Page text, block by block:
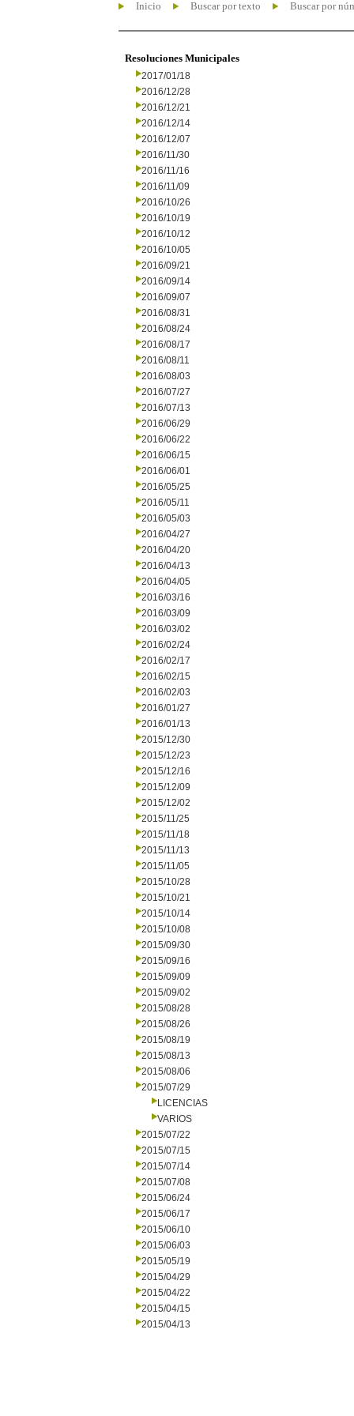
Inicio Buscar por texto Buscar por
Resoluciones Municipales
2017/01/18
2016/12/28
2016/12/21
2016/12/14
2016/12/07
2016/11/30
2016/11/16
2016/11/09
2016/10/26
2016/10/19
2016/10/12
2016/10/05
2016/09/21
2016/09/14
2016/09/07
2016/08/31
2016/08/24
2016/08/17
2016/08/11
2016/08/03
2016/07/27
2016/07/13
2016/06/29
2016/06/22
2016/06/15
2016/06/01
2016/05/25
2016/05/11
2016/05/03
2016/04/27
2016/04/20
2016/04/13
2016/04/05
2016/03/16
2016/03/09
2016/03/02
2016/02/24
2016/02/17
2016/02/15
2016/02/03
2016/01/27
2016/01/13
2015/12/30
2015/12/23
2015/12/16
2015/12/09
2015/12/02
2015/11/25
2015/11/18
2015/11/13
2015/11/05
2015/10/28
2015/10/21
2015/10/14
2015/10/08
2015/09/30
2015/09/16
2015/09/09
2015/09/02
2015/08/28
2015/08/26
2015/08/19
2015/08/13
2015/08/06
2015/07/29
LICENCIAS
VARIOS
2015/07/22
2015/07/15
2015/07/14
2015/07/08
2015/06/24
2015/06/17
2015/06/10
2015/06/03
2015/05/19
2015/04/29
2015/04/22
2015/04/15
2015/04/13